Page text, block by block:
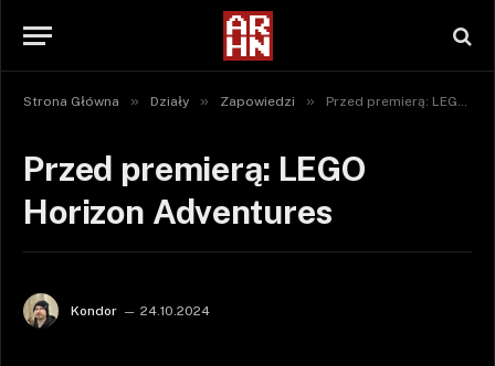
Strona Główna » Działy » Zapowiedzi » Przed premierą: LEGO Horizon Adventures
Przed premierą: LEGO
Horizon Adventures
Kondor 24.10.2024